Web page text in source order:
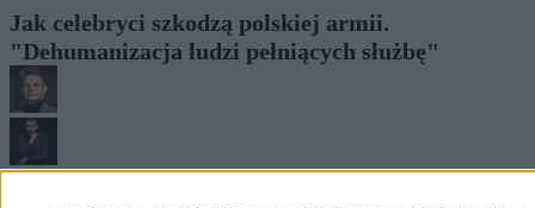
Jak celebryci szkodzą polskiej armii.
"Dehumanizacja ludzi pełniących służbę"